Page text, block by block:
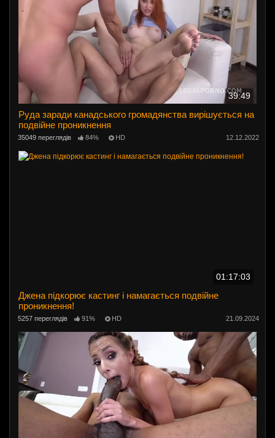
39:49
Руда заради канадського громадянства вирішується на
подвійне проникнення
35049 переглядів 84% HD 12.12.2022
01:17:03
Джена підкорює кастинг і намагається подвійне
проникнення!
5257 переглядів 91% HD 21.09.2024